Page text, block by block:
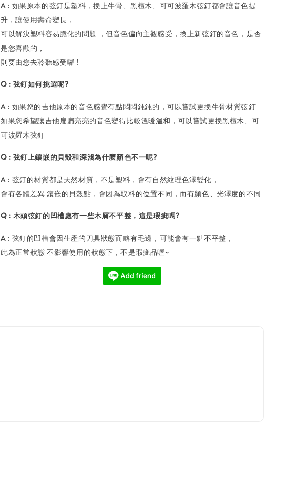
A : 如果原本的弦釘是塑料，換上牛骨、黑檀木、可可波羅木弦釘都會讓音色提
升，讓使用壽命變長，
可以解決塑料容易脆化的問題 ，但音色偏向主觀感受，換上新弦釘的音色，是否
是您喜歡的，
則要由您去聆聽感受囉 !
Q : 弦釘如何挑選呢?
A : 如果您的吉他原本的音色感覺有點悶悶鈍鈍的，可以嘗試更換牛骨材質弦釘
如果您希望讓吉他扁扁亮亮的音色變得比較溫暖溫和，可以嘗試更換黑檀木、可
可波羅木弦釘
Q : 弦釘上鑲嵌的貝殼和深淺為什麼顏色不一呢?
A : 弦釘的材質都是天然材質，不是塑料，會有自然紋理色澤變化，
會有各體差異 鑲嵌的貝殼點，會因為取料的位置不同，而有顏色、光澤度的不同
Q : 木頭弦釘的凹槽處有一些木屑不平整，這是瑕疵嗎?
A : 弦釘的凹槽會因生產的刀具狀態而略有毛邊，可能會有一點不平整，
此為正常狀態 不影響使用的狀態下，不是瑕疵品喔~